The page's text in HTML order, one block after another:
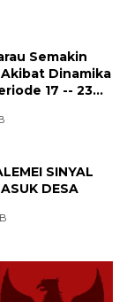
Semakin
Dinamika
17 -- 23
SINYAL
DESA